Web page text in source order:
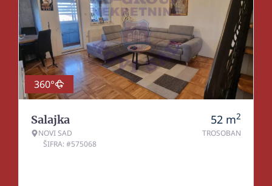
360°
Salajka
NOVI SAD
ŠIFRA: #575068
52 m2
TROSOBAN